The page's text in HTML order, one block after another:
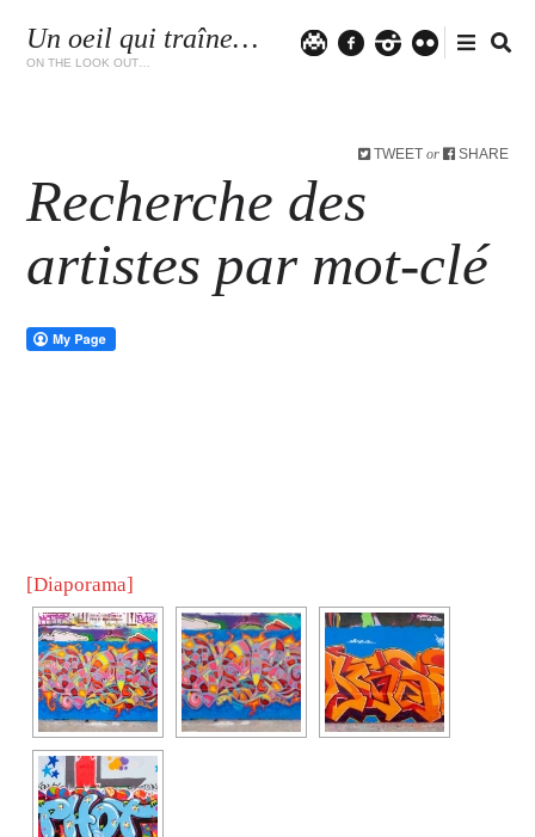
Un oeil qui traîne…
ON THE LOOK OUT…
TWEET or SHARE
Recherche des
artistes par mot-clé
[Diaporama]